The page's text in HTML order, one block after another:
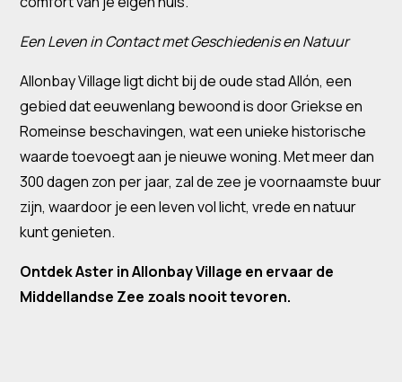
Een Leven in Contact met Geschiedenis en Natuur
Allonbay Village ligt dicht bij de oude stad Allón, een
gebied dat eeuwenlang bewoond is door Griekse en
Romeinse beschavingen, wat een unieke historische
waarde toevoegt aan je nieuwe woning. Met meer dan
300 dagen zon per jaar, zal de zee je voornaamste buur
zijn, waardoor je een leven vol licht, vrede en natuur
kunt genieten.
Ontdek Aster in Allonbay Village en ervaar de
Middellandse Zee zoals nooit tevoren.